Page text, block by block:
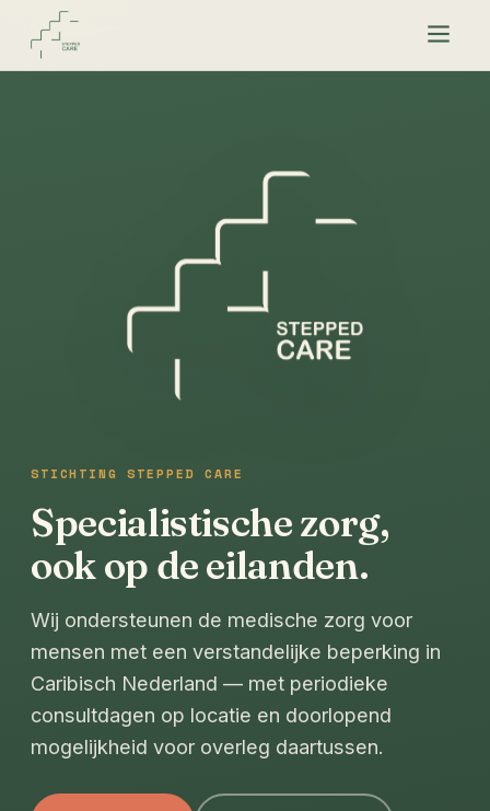
Achtergrond
STICHTING STEPPED CARE
Specialistische zorg,
ook op de eilanden.
Wij ondersteunen de medische zorg voor
mensen met een verstandelijke beperking in
Caribisch Nederland — met periodieke
consultdagen op locatie en doorlopend
mogelijkheid voor overleg daartussen.